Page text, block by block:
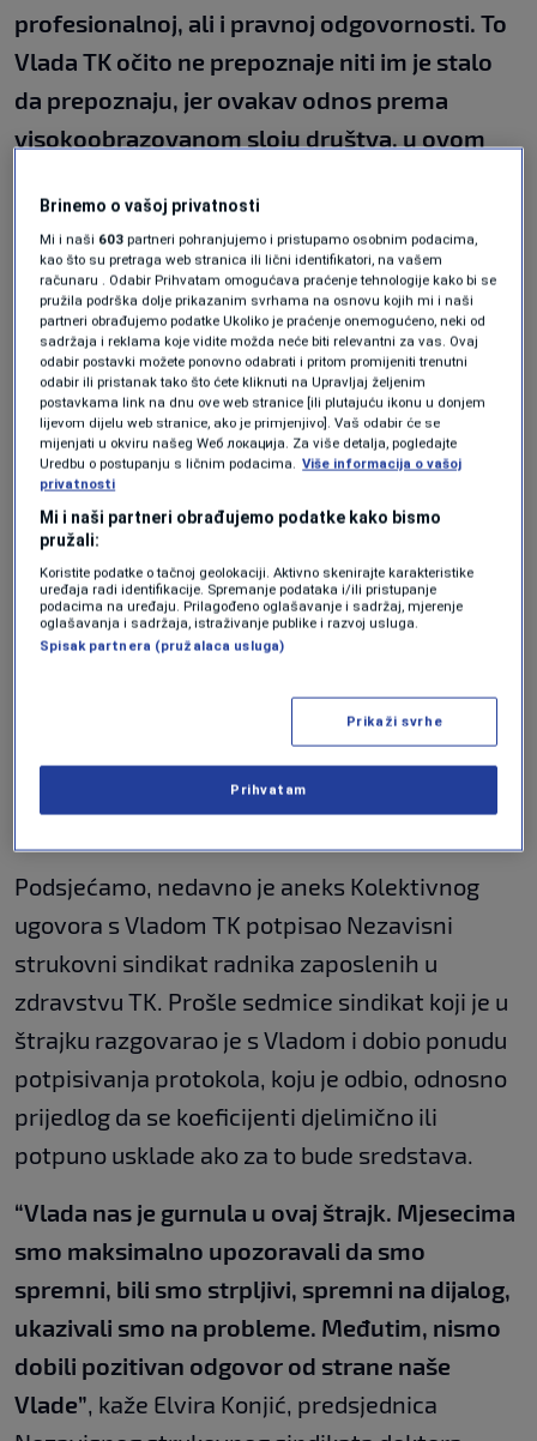
profesionalnoj, ali i pravnoj odgovornosti. To
Vlada TK očito ne prepoznaje niti im je stalo
da prepoznaju, jer ovakav odnos prema
visokoobrazovanom sloju društva, u ovom
kaže Irfan Malkić, specijalista porodične
medicine.
Zbog toga doktori insistiraju da budu uvaženi i
da se povećaju koeficijenti specijalistima i
subspecijalistima, kojih u Tuzlanskom kantonu
ima oko 700. Zbog nepovoljnog i
neravnopravnog položaja, kako tvrde,
stručnjaci odlaze u druge gradove BiH ili u
inostranstvo.
“Veliki broj doktora iz TK odlazi u Sarajevo,
kao i doktora opšte prakse koji se prijavljuju
Isto tako i specijalisti, odnosno
subspecijalisti, odlaze i u javni i u privatni
, ističe Mirsad Šljivić, specijalista
Podsjećamo, nedavno je aneks Kolektivnog
ugovora s Vladom TK potpisao Nezavisni
strukovni sindikat radnika zaposlenih u
zdravstvu TK. Prošle sedmice sindikat koji je u
štrajku razgovarao je s Vladom i dobio ponudu
potpisivanja protokola, koju je odbio, odnosno
prijedlog da se koeficijenti djelimično ili
potpuno usklade ako za to bude sredstava.
“Vlada nas je gurnula u ovaj štrajk. Mjesecima
smo maksimalno upozoravali da smo
spremni, bili smo strpljivi, spremni na dijalog,
ukazivali smo na probleme. Međutim, nismo
dobili pozitivan odgovor od strane naše
Vlade”, kaže Elvira Konjić, predsjednica
Brinemo o vašoj privatnosti
Mi i naši 603 partneri pohranjujemo i pristupamo osobnim podacima,
kao što su pretraga web stranica ili lični identifikatori, na vašem
računaru . Odabir Prihvatam omogućava praćenje tehnologije kako bi se
pružila podrška dolje prikazanim svrhama na osnovu kojih mi i naši
partneri obrađujemo podatke Ukoliko je praćenje onemogućeno, neki od
sadržaja i reklama koje vidite možda neće biti relevantni za vas. Ovaj
odabir postavki možete ponovno odabrati i pritom promijeniti trenutni
odabir ili pristanak tako što ćete kliknuti na Upravljaj željenim
postavkama link na dnu ove web stranice [ili plutajuću ikonu u donjem
lijevom dijelu web stranice, ako je primjenjivo]. Vaš odabir će se
mijenjati u okviru našeg Wеб локација. Za više detalja, pogledajte
Uredbu o postupanju s ličnim podacima. Više informacija o vašoj
privatnosti
Mi i naši partneri obrađujemo podatke kako bismo
pružali:
Koristite podatke o tačnoj geolokaciji. Aktivno skenirajte karakteristike
uređaja radi identifikacije. Spremanje podataka i/ili pristupanje
podacima na uređaju. Prilagođeno oglašavanje i sadržaj, mjerenje
oglašavanja i sadržaja, istraživanje publike i razvoj usluga.
Spisak partnera (pružalaca usluga)
Prikaži svrhe
Prihvatam